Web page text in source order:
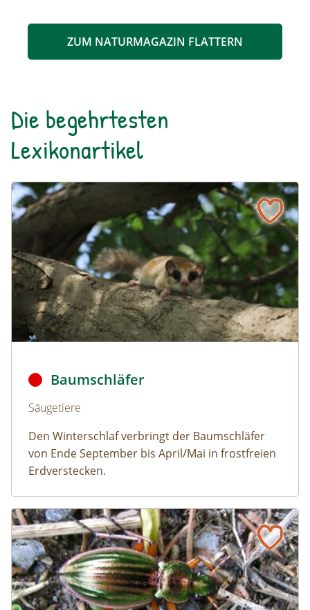
ZUM NATURMAGAZIN FLATTERN
Die begehrtesten
Lexikonartikel
Baumschläfer
Naturlexikon: Baumschläfer
Naturlexikon: Baumschläfer
Baumschläfer
Säugetiere
Den Winterschlaf verbringt der Baumschläfer
von Ende September bis April/Mai in frostfreien
Erdverstecken.
Goldlaufkäfer
Naturlexikon: Goldlaufkäfer